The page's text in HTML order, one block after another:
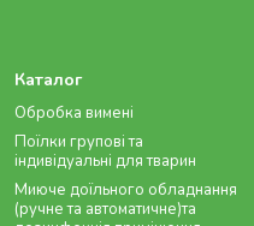
Каталог
Обробка вимені
Поїлки групові та
індивідуальні для тварин
Миюче доїльного обладнання
(ручне та автоматичне)та